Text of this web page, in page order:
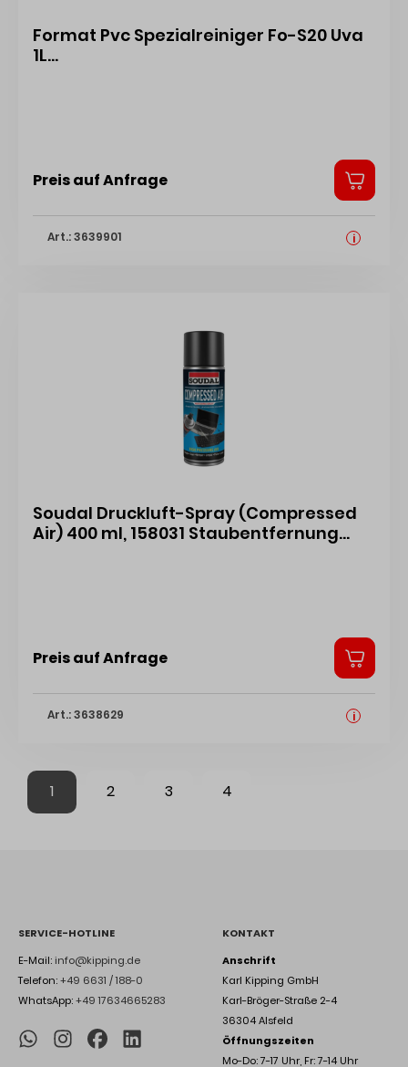
Format Pvc Spezialreiniger Fo-S20 Uva
1L
Preis auf Anfrage
Art.: 3639901 i
Soudal Druckluft-Spray (Compressed
Air) 400 ml, 158031 Staubentfernung
Preis auf Anfrage
Art.: 3638629 i
1 2 3 4
SERVICE-HOTLINE
E-Mail:info@kipping.de
Telefon:+49 6631 / 188-0
WhatsApp:+49 17634665283
KONTAKT
Anschrift
Karl Kipping GmbH
Karl-Bröger-Straße 2-4
36304 Alsfeld
Öffnungszeiten
Mo-Do: 7-17 Uhr, Fr: 7-14 Uhr